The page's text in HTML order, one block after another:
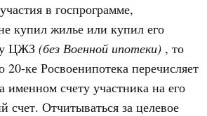
в госпрограмме,
купил жилье или купил его
ЦЖЗ (без Военной ипотеки) , то
ке Росвоенипотека перечисляет
именном счету участника на его
счет. Отчитываться за целевое